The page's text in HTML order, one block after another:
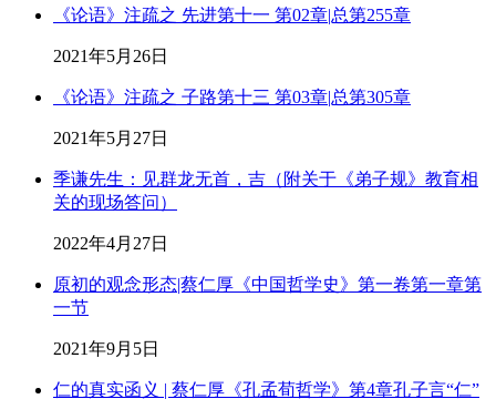
《论语》注疏之 先进第十一 第02章|总第255章
2021年5月26日
《论语》注疏之 子路第十三 第03章|总第305章
2021年5月27日
季谦先生：见群龙无首，吉（附关于《弟子规》教育相
关的现场答问）
2022年4月27日
原初的观念形态|蔡仁厚《中国哲学史》第一卷第一章第
一节
2021年9月5日
仁的真实函义 | 蔡仁厚《孔孟荀哲学》第4章孔子言“仁”